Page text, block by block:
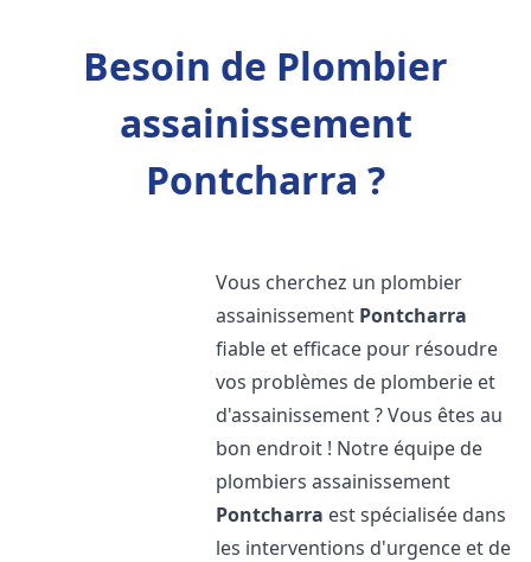
Besoin de Plombier
assainissement
Pontcharra ?
Vous cherchez un plombier
assainissement Pontcharra
fiable et efficace pour résoudre
vos problèmes de plomberie et
d'assainissement ? Vous êtes au
bon endroit ! Notre équipe de
plombiers assainissement
Pontcharra est spécialisée dans
les interventions d'urgence et de